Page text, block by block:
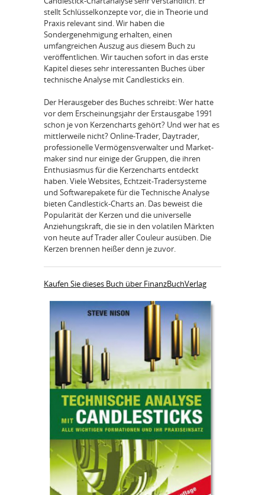
stellt Schlüsselkonzepte vor, die in Theorie und
Praxis relevant sind. Wir haben die
Sondergenehmigung erhalten, einen
umfangreichen Auszug aus diesem Buch zu
veröffentlichen. Wir tauchen sofort in das erste
Kapitel dieses sehr interessanten Buches über
technische Analyse mit Candlesticks ein.
Der Herausgeber des Buches schreibt: Wer hatte
vor dem Erscheinungsjahr der Erstausgabe 1991
schon je von Kerzencharts gehört? Und wer hat es
mittlerweile nicht? Online-Trader, Daytrader,
professionelle Vermögensverwalter und Market-
maker sind nur einige der Gruppen, die ihren
Enthusiasmus für die Kerzencharts entdeckt
haben. Viele Websites, Echtzeit-Tradersysteme
und Softwarepakete für die Technische Analyse
bieten Candlestick-Charts an. Das beweist die
Popularität der Kerzen und die universelle
Anziehungskraft, die sie in den volatilen Märkten
von heute auf Trader aller Couleur ausüben. Die
Kerzen brennen heißer denn je zuvor.
Kaufen Sie dieses Buch über FinanzBuchVerlag